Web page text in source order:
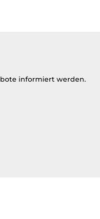
informiert werden.